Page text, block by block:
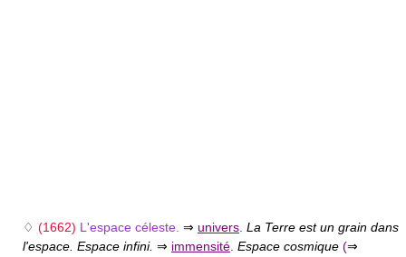
♢ (1662) L'espace céleste. ⇒ univers. La Terre est un grain dans
l'espace. Espace infini. ⇒ immensité. Espace cosmique (⇒